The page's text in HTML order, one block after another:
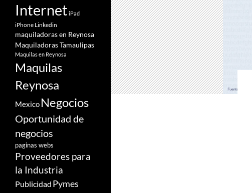
Internet iPad
iPhone Linkedin
maquiladoras en Reynosa
Maquiladoras Tamaulipas
Maquilas en Reynosa
Maquilas
Reynosa
Mexico Negocios
Oportunidad de
negocios
paginas webs
Proveedores para
la Industria
Publicidad Pymes